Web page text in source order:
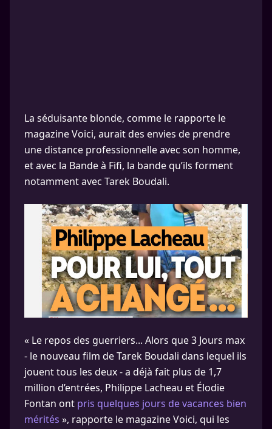
La séduisante blonde, comme le rapporte le
magazine Voici, aurait des envies de prendre
une distance professionnelle avec son homme,
et avec la Bande à Fifi, la bande qu’ils forment
notamment avec Tarek Boudali.
« Le repos des guerriers... Alors que 3 Jours max
- le nouveau film de Tarek Boudali dans lequel ils
jouent tous les deux - a déjà fait plus de 1,7
million d’entrées, Philippe Lacheau et Élodie
Fontan ont pris quelques jours de vacances bien
mérités », rapporte le magazine Voici, qui les